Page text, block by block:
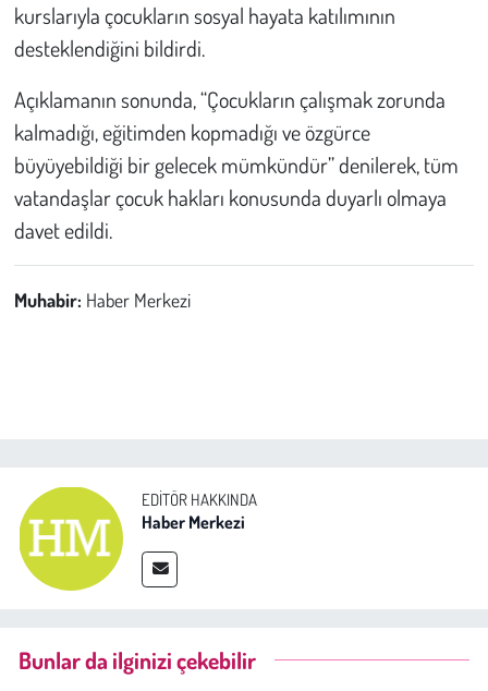
kurslarıyla çocukların sosyal hayata katılımının
desteklendiğini bildirdi.
Açıklamanın sonunda, “Çocukların çalışmak zorunda
kalmadığı, eğitimden kopmadığı ve özgürce
büyüyebildiği bir gelecek mümkündür” denilerek, tüm
vatandaşlar çocuk hakları konusunda duyarlı olmaya
davet edildi.
Muhabir: Haber Merkezi
EDITÖR HAKKINDA
Haber Merkezi
Bunlar da ilginizi çekebilir